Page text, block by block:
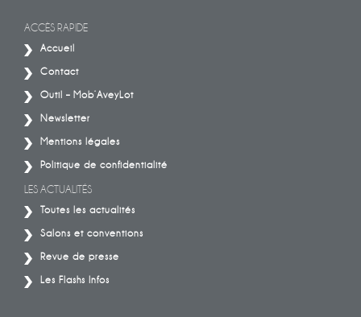
ACCÈS RAPIDE
Accueil
Contact
Outil – Mob’AveyLot
Newsletter
Mentions légales
Politique de confidentialité
LES ACTUALITÉS
Toutes les actualités
Salons et conventions
Revue de presse
Les Flashs Infos